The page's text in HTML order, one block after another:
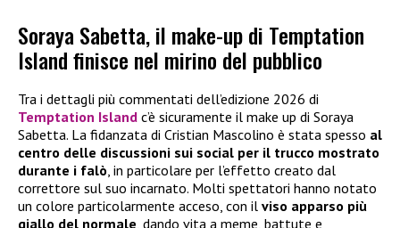
Soraya Sabetta, il make-up di Temptation
Island finisce nel mirino del pubblico
Tra i dettagli più commentati dell’edizione 2026 di
Temptation Island c’è sicuramente il make up di Soraya
Sabetta. La fidanzata di Cristian Mascolino è stata spesso al
centro delle discussioni sui social per il trucco mostrato
durante i falò, in particolare per l’effetto creato dal
correttore sul suo incarnato. Molti spettatori hanno notato
un colore particolarmente acceso, con il viso apparso più
giallo del normale, dando vita a meme, battute e